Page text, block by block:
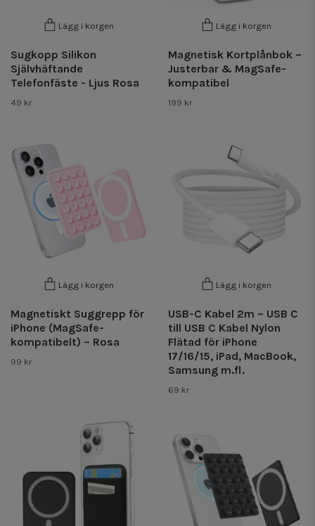
Lägg i korgen
Sugkopp Silikon
Självhäftande
Telefonfäste - Ljus Rosa
49 kr
Lägg i korgen
Magnetisk Kortplånbok –
Justerbar & MagSafe-
kompatibel
199 kr
Lägg i korgen
Magnetiskt Suggrepp för
iPhone (MagSafe-
kompatibelt) – Rosa
99 kr
Lägg i korgen
USB-C Kabel 2m – USB C
till USB C Kabel Nylon
Flätad för iPhone
17/16/15, iPad, MacBook,
Samsung m.fl.
69 kr